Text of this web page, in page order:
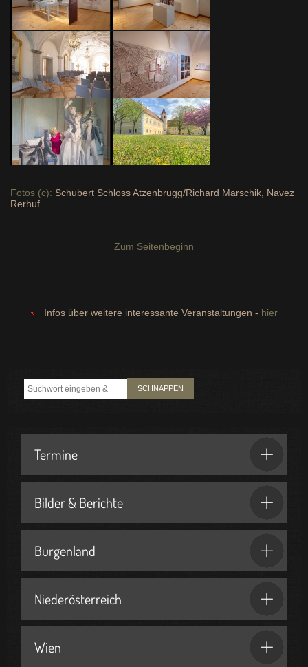
Fotos (c): Schubert Schloss Atzenbrugg/Richard Marschik, Navez
Rerhuf
Zum Seitenbeginn
Infos über weitere interessante Veranstaltungen - hier
SCHNAPPEN
Termine
Bilder & Berichte
Burgenland
Niederösterreich
Wien